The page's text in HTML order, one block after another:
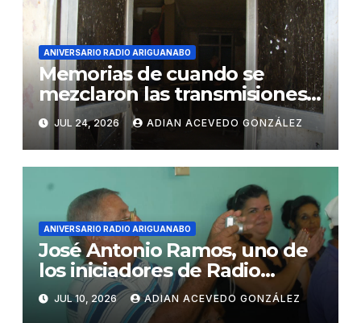
ANIVERSARIO RADIO ARIGUANABO
Memorias de cuando se
mezclaron las transmisiones
con las obras constructivas
JUL 24, 2026 ADIAN ACEVEDO GONZÁLEZ
ANIVERSARIO RADIO ARIGUANABO
José Antonio Ramos, uno de
los iniciadores de Radio
Ariguanabo
JUL 10, 2026 ADIAN ACEVEDO GONZÁLEZ